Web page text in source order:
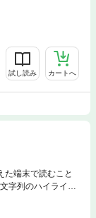
試し読み カートへ
た端末で読むこと
字列のハイライ
ん。ニコニコ動画
ラストレーター）